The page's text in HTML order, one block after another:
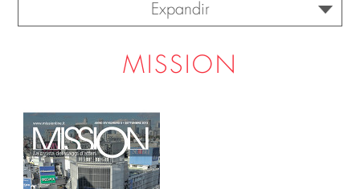
Expandir
MISSION